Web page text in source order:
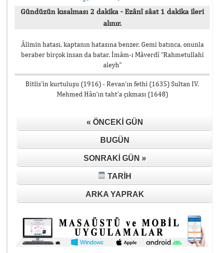
Gündüzün kısalması 2 dakika - Ezânî sâat 1 dakika ileri
alınır.
Âlimin hatası, kaptanın hatasına benzer. Gemi batınca, onunla
beraber birçok insan da batar. İmâm-ı Mâverdî “Rahmetullahi
aleyh”
Bitlis’in kurtuluşu (1916) - Revan’ın fethi (1635) Sultan IV.
Mehmed Hân’ın taht’a çıkması (1648)
« ÖNCEKI GÜN
BUGÜN
SONRAKI GÜN »
TARIH
ARKA YAPRAK